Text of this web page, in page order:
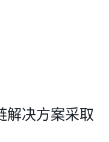
解决方案采取